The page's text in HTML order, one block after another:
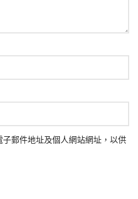
子郵件地址及個人網站網址，以供